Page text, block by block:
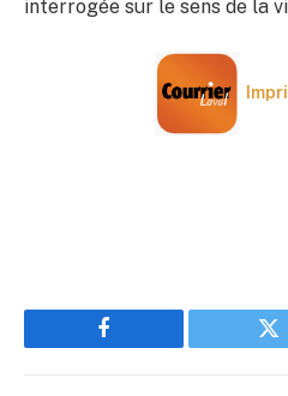
interrogée sur le sens de la
Facebook